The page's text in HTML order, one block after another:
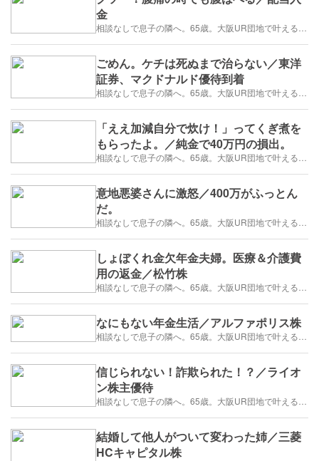
金
ごめん。ケチは死ぬまで治らない／東洋
証券、マクドナルド優待到着
「ええ加減自分で炊け！」ってくぎ煮を
もらったよ。／純金で40万円の損出。
意地悪婆さんに激怒／400万がふっとん
だ。
しょぼくれ金欠年金夫婦。医療＆介護費
用の返金／松竹株
なにもない年金生活／アルファポリス株
信じられない！詐欺られた！？／ライオ
ン株主優待
結婚して他人がついて変わった姉／三菱
HCキャピタル株